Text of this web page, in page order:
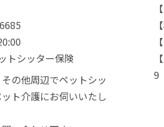
トシッター保険
の他周辺でペットシッ
ト介護にお伺いいたし
9